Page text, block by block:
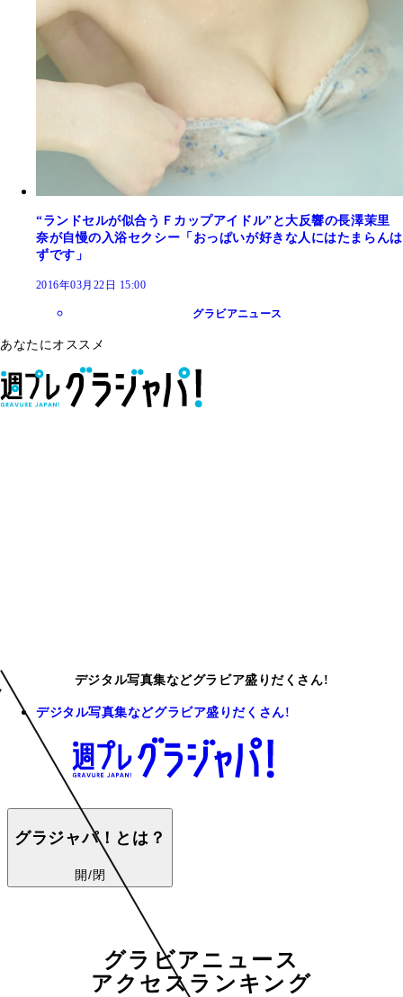
“ランドセルが似合うＦカップアイドル”と大反響の長澤茉里
奈が自慢の入浴セクシー「おっぱいが好きな人にはたまらんは
ずです」
2016年03月22日 15:00
グラビアニュース
あなたにオススメ
デジタル写真集などグラビア盛りだくさん!
デジタル写真集などグラビア盛りだくさん!
グラジャパ！とは？
開/閉
グラビアニュース
アクセスランキング